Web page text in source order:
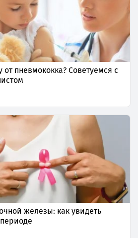
пневмококка? Советуемся с
железы: как увидеть